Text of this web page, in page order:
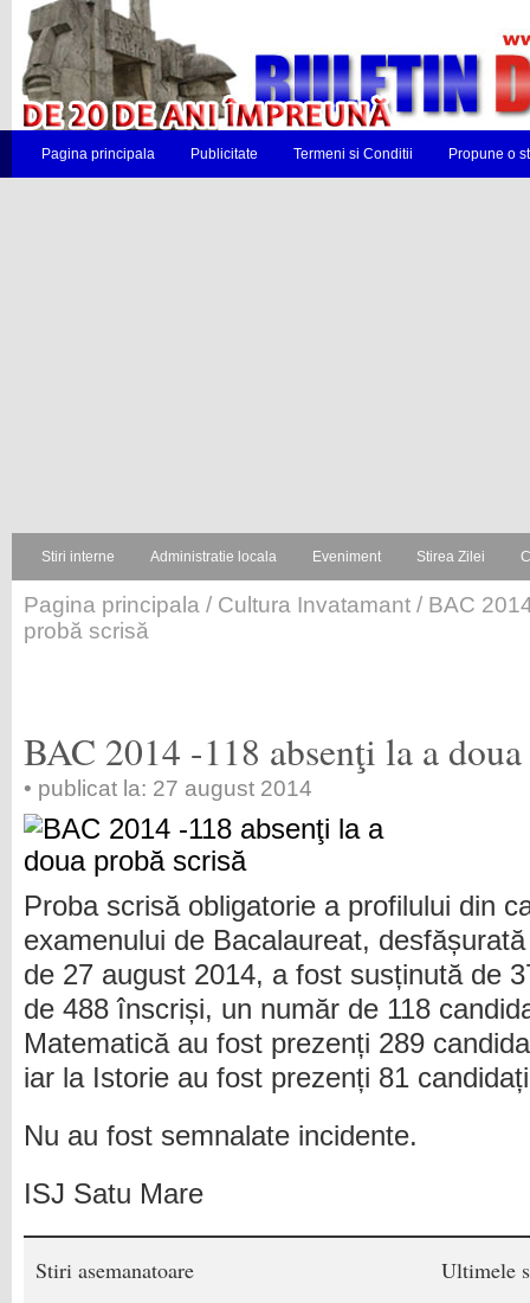
Pagina principala Publicitate Termeni si Conditii Propune o
Stiri interne Administratie locala Eveniment Stirea Zilei
Pagina principala / Cultura Invatamant / BAC
probă scrisă
BAC 2014 -118 absenţi la a
• publicat la: 27 august 2014
Proba scrisă obligatorie a profilului din
examenului de Bacalaureat,
de 27 august 2014, a fost susținută de
de 488 înscriși, un număr de 118
Matematică au fost prezenți 289
iar la Istorie au fost prezenți 81
Nu au fost semnalate incidente.
ISJ Satu Mare
Stiri asemanatoare Ultimele